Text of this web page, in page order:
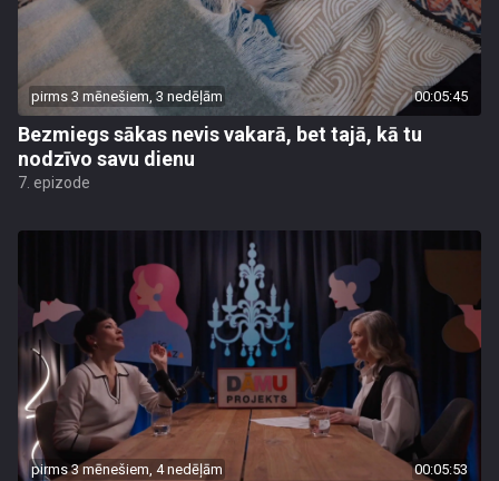
pirms 3 mēnešiem, 3 nedēļām 00:05:45
Bezmiegs sākas nevis vakarā, bet tajā, kā tu
nodzīvo savu dienu
7. epizode
pirms 3 mēnešiem, 4 nedēļām 00:05:53